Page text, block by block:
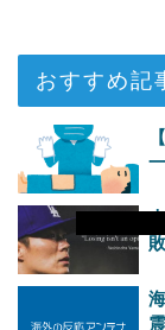
おすすめ記